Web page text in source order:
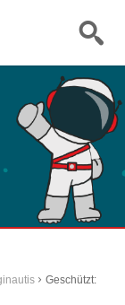
Geschützt: